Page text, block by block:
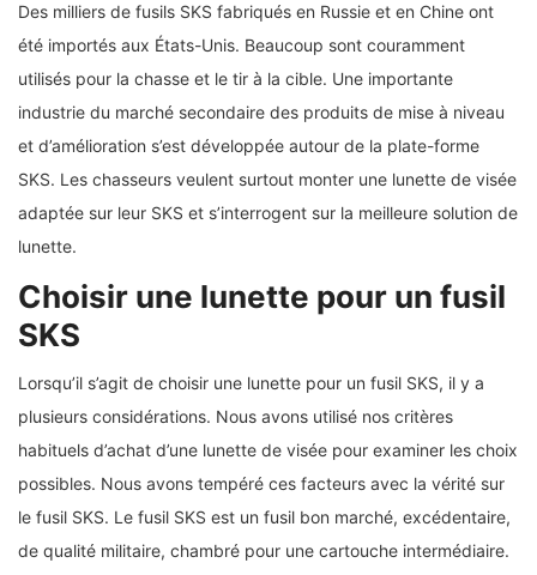
Des milliers de fusils SKS fabriqués en Russie et en Chine ont
été importés aux États-Unis. Beaucoup sont couramment
utilisés pour la chasse et le tir à la cible. Une importante
industrie du marché secondaire des produits de mise à niveau
et d’amélioration s’est développée autour de la plate-forme
SKS. Les chasseurs veulent surtout monter une lunette de visée
adaptée sur leur SKS et s’interrogent sur la meilleure solution de
lunette.
Choisir une lunette pour un fusil
SKS
Lorsqu’il s’agit de choisir une lunette pour un fusil SKS, il y a
plusieurs considérations. Nous avons utilisé nos critères
habituels d’achat d’une lunette de visée pour examiner les choix
possibles. Nous avons tempéré ces facteurs avec la vérité sur
le fusil SKS. Le fusil SKS est un fusil bon marché, excédentaire,
de qualité militaire, chambré pour une cartouche intermédiaire.